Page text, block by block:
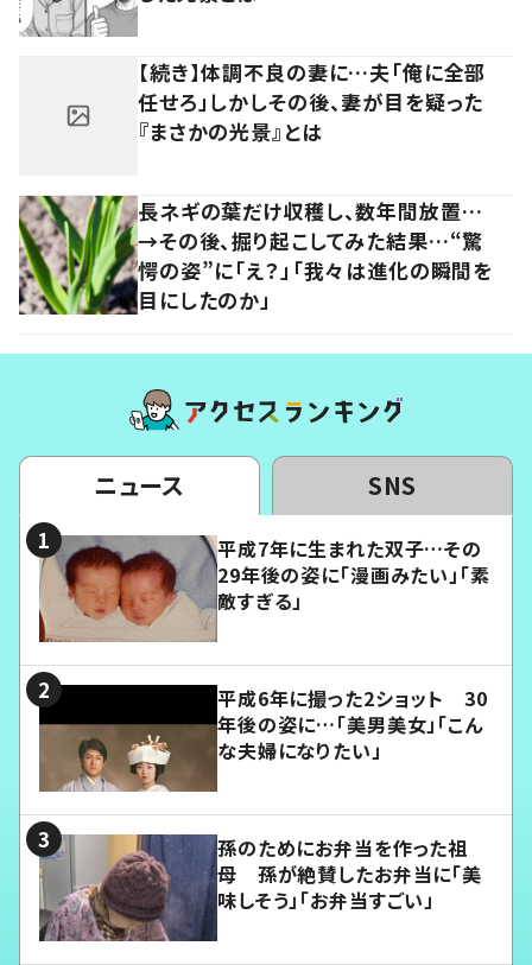
【続き】体調不良の妻に…夫「俺に全部
任せろ」しかしその後、妻が目を疑った
『まさかの光景』とは
長ネギの葉だけ収穫し、数年間放置…
→その後、掘り起こしてみた結果…“驚
愕の姿”に「え？」「我々は進化の瞬間を
目にしたのか」
ニュース SNS
平成7年に生まれた双子…その
29年後の姿に「漫画みたい」「素
敵すぎる」
平成6年に撮った2ショット 30
年後の姿に…「美男美女」「こん
な夫婦になりたい」
孫のためにお弁当を作った祖
母 孫が絶賛したお弁当に「美
味しそう」「お弁当すごい」